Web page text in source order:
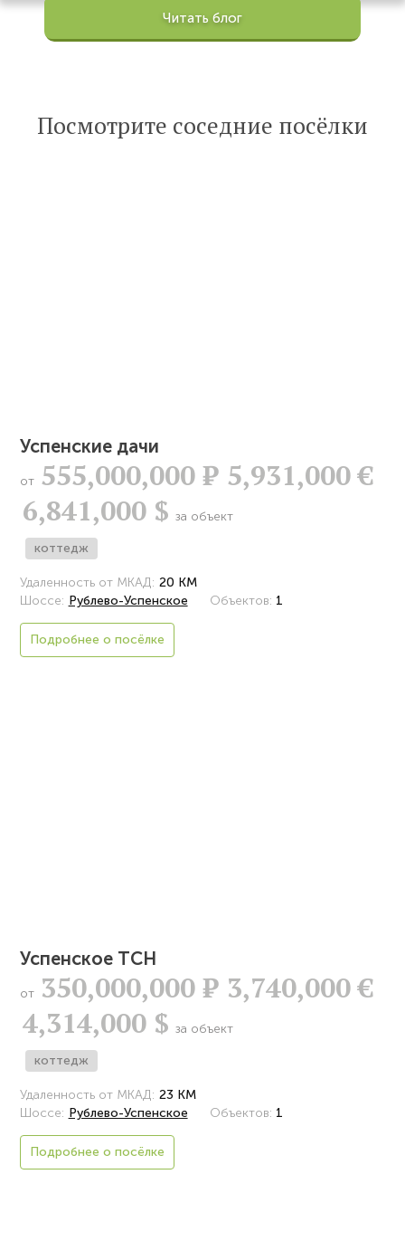
Просмотров:
Опубликована:
статью
Читать блог
Посмотрите соседние посёлки
Успенские дачи
от 555,000,000Р 5,931,000 €
6,841,000 $ за объект
коттедж
Удаленность от МКАД: 20 КМ
Шоссе: Рублево-Успенское Объектов: 1
Подробнее о посёлке
Успенское ТСН
от 350,000,000Р 3,740,000 €
4,314,000 $ за объект
коттедж
Удаленность от МКАД: 23 КМ
Шоссе: Рублево-Успенское Объектов: 1
Подробнее о посёлке